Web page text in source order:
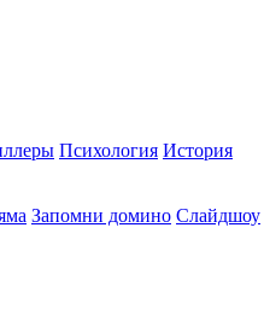
Психология История
Запомни домино Слайдшоу